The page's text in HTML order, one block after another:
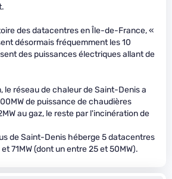
des datacentres en Île-de-France, «
désormais fréquemment les 10
des puissances électriques allant de
le réseau de chaleur de Saint-Denis a
de puissance de chaudières
au gaz, le reste par l'incinération de
de Saint-Denis héberge 5 datacentres
71MW (dont un entre 25 et 50MW).